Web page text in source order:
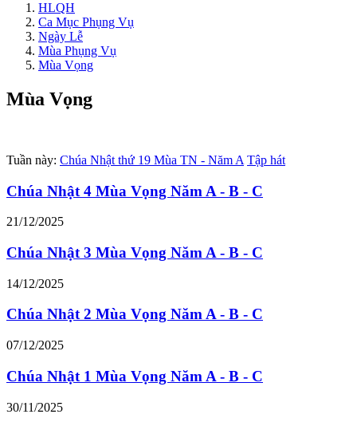
HLQH
Ca Mục Phụng Vụ
Ngày Lễ
Mùa Phụng Vụ
Mùa Vọng
Mùa Vọng
Tuần này: Chúa Nhật thứ 19 Mùa TN - Năm A Tập hát
Chúa Nhật 4 Mùa Vọng Năm A - B - C
21/12/2025
Chúa Nhật 3 Mùa Vọng Năm A - B - C
14/12/2025
Chúa Nhật 2 Mùa Vọng Năm A - B - C
07/12/2025
Chúa Nhật 1 Mùa Vọng Năm A - B - C
30/11/2025